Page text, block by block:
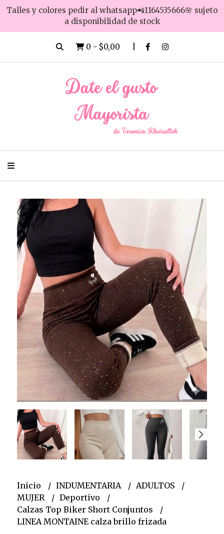
Talles y colores pedir al whatsapp📲1164535666🌸 sujeto
a disponibilidad de stock
0 - $0,00
Inicio INDUMENTARIA
ADULTOS
MUJER
Deportivo
Calzas Top Biker Short Conjuntos
LINEA MONTAINE calza brillo frizada